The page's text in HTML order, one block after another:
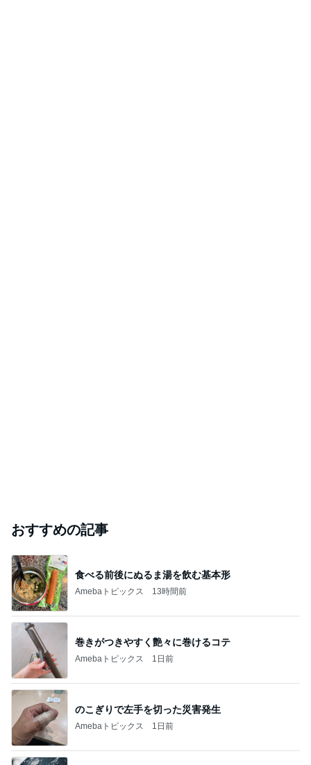
おすすめの記事
食べる前後にぬるま湯を飲む基本形
Amebaトピックス 13時間前
巻きがつきやすく艶々に巻けるコテ
Amebaトピックス 1日前
のこぎりで左手を切った災害発生
Amebaトピックス 1日前